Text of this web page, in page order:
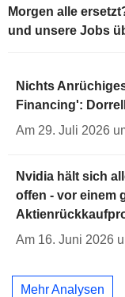
Morgen alle
und unsere Jobs
Nichts
Financing': Dorrell
Am 29. Juli 2026
Nvidia hält sich
offen - vor einem
Am 16. Juni 2026
Mehr Analysen